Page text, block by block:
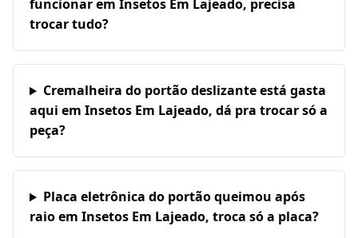
funcionar em Insetos Em Lajeado, precisa
trocar tudo?
Cremalheira do portão deslizante está gasta
aqui em Insetos Em Lajeado, dá pra trocar só a
peça?
Placa eletrônica do portão queimou após
raio em Insetos Em Lajeado, troca só a placa?